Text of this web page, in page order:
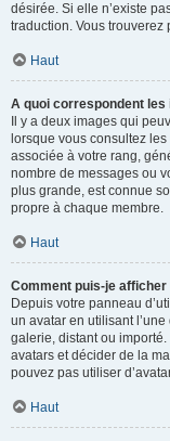
désirée. Si elle n’existe
traduction. Vous trouverez
Haut
A quoi correspondent les
Il y a deux images qui
lorsque vous consultez les
associée à votre rang,
nombre de messages ou
plus grande, est connue
propre à chaque membre.
Haut
Comment puis-je afficher
Depuis votre panneau
un avatar en utilisant
galerie, distant ou
avatars et décider de la
pouvez pas utiliser
Haut